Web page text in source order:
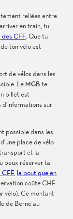
reliées entre
en train, tu
des CFF. Que tu
ton vélo est
de vélos dans les
Le MGB te
billet est
d'informations sur
possible dans les
place de vélo
et la
peux réserver ta
CFF, la boutique en
coûte CHF
vélo). Ce montant
de Berne au